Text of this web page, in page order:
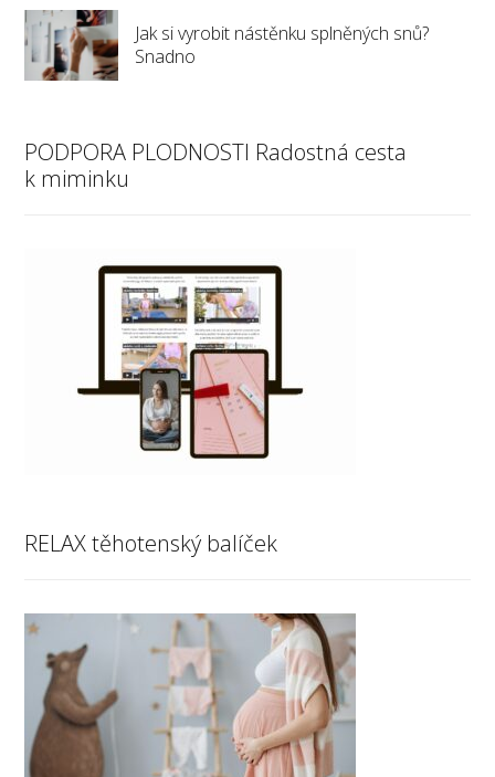
Jak si vyrobit nástěnku splněných snů?
Snadno
PODPORA PLODNOSTI Radostná cesta
k miminku
RELAX těhotenský balíček